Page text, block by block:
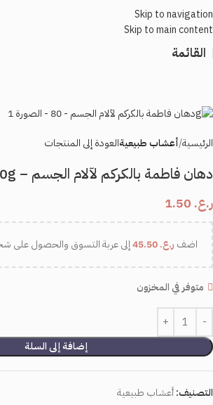
Skip to navigation
Skip to main content
القائمة
الرئيسية أعشاب طبيعيةالعودة إلى المنتجات
دهان فاطمة بالكركم لآلام الجسم – 80g
ر.ع.
اضف ر.ع. إلى عربة التسوق والحصول على
متوفر في المخزون
إضافة إلى السلة
التصنيف:أعشاب طبيعية